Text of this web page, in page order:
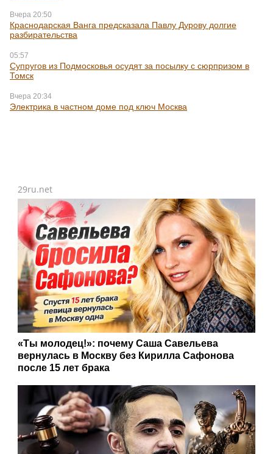
Вчера 20:50
Краснодарская Ванга предсказала Павлу Дурову долгие
разбирательства
05:57
Супругов из Подмосковья осудят за посылку с сюрпризом в
Томск
Вчера 20:34
Электрика в частном доме под ключ Москва
29ru.net
«Ты молодец!»: почему Саша Савельева
вернулась в Москву без Кирилла Сафонова
после 15 лет брака